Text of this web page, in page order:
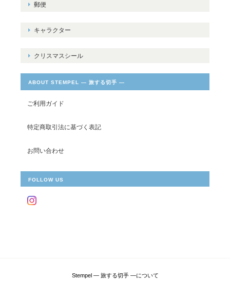
郵便
キャラクター
クリスマスシール
ABOUT STEMPEL ― 旅する切手 ―
ご利用ガイド
特定商取引法に基づく表記
お問い合わせ
FOLLOW US
Stempel ― 旅する切手 ―について